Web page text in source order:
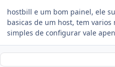
hostbill e um bom painel, ele
basicas de um host, tem
simples de configurar vale